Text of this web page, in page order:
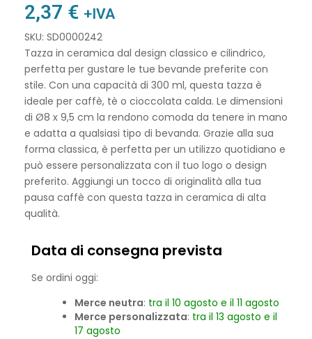
2,37 € +IVA
SKU: SD0000242
Tazza in ceramica dal design classico e cilindrico,
perfetta per gustare le tue bevande preferite con
stile. Con una capacità di 300 ml, questa tazza è
ideale per caffè, tè o cioccolata calda. Le dimensioni
di Ø8 x 9,5 cm la rendono comoda da tenere in mano
e adatta a qualsiasi tipo di bevanda. Grazie alla sua
forma classica, è perfetta per un utilizzo quotidiano e
può essere personalizzata con il tuo logo o design
preferito. Aggiungi un tocco di originalità alla tua
pausa caffè con questa tazza in ceramica di alta
qualità.
Data di consegna prevista
Se ordini oggi:
Merce neutra: tra il 10 agosto e il 11 agosto
Merce personalizzata: tra il 13 agosto e il
17 agosto